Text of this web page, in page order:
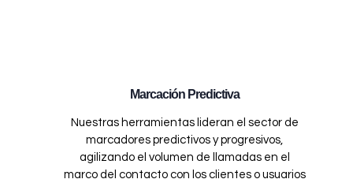
Marcación Predictiva
Nuestras herramientas lideran el sector de
marcadores predictivos y progresivos,
agilizando el volumen de llamadas en el
marco del contacto con los clientes o usuarios